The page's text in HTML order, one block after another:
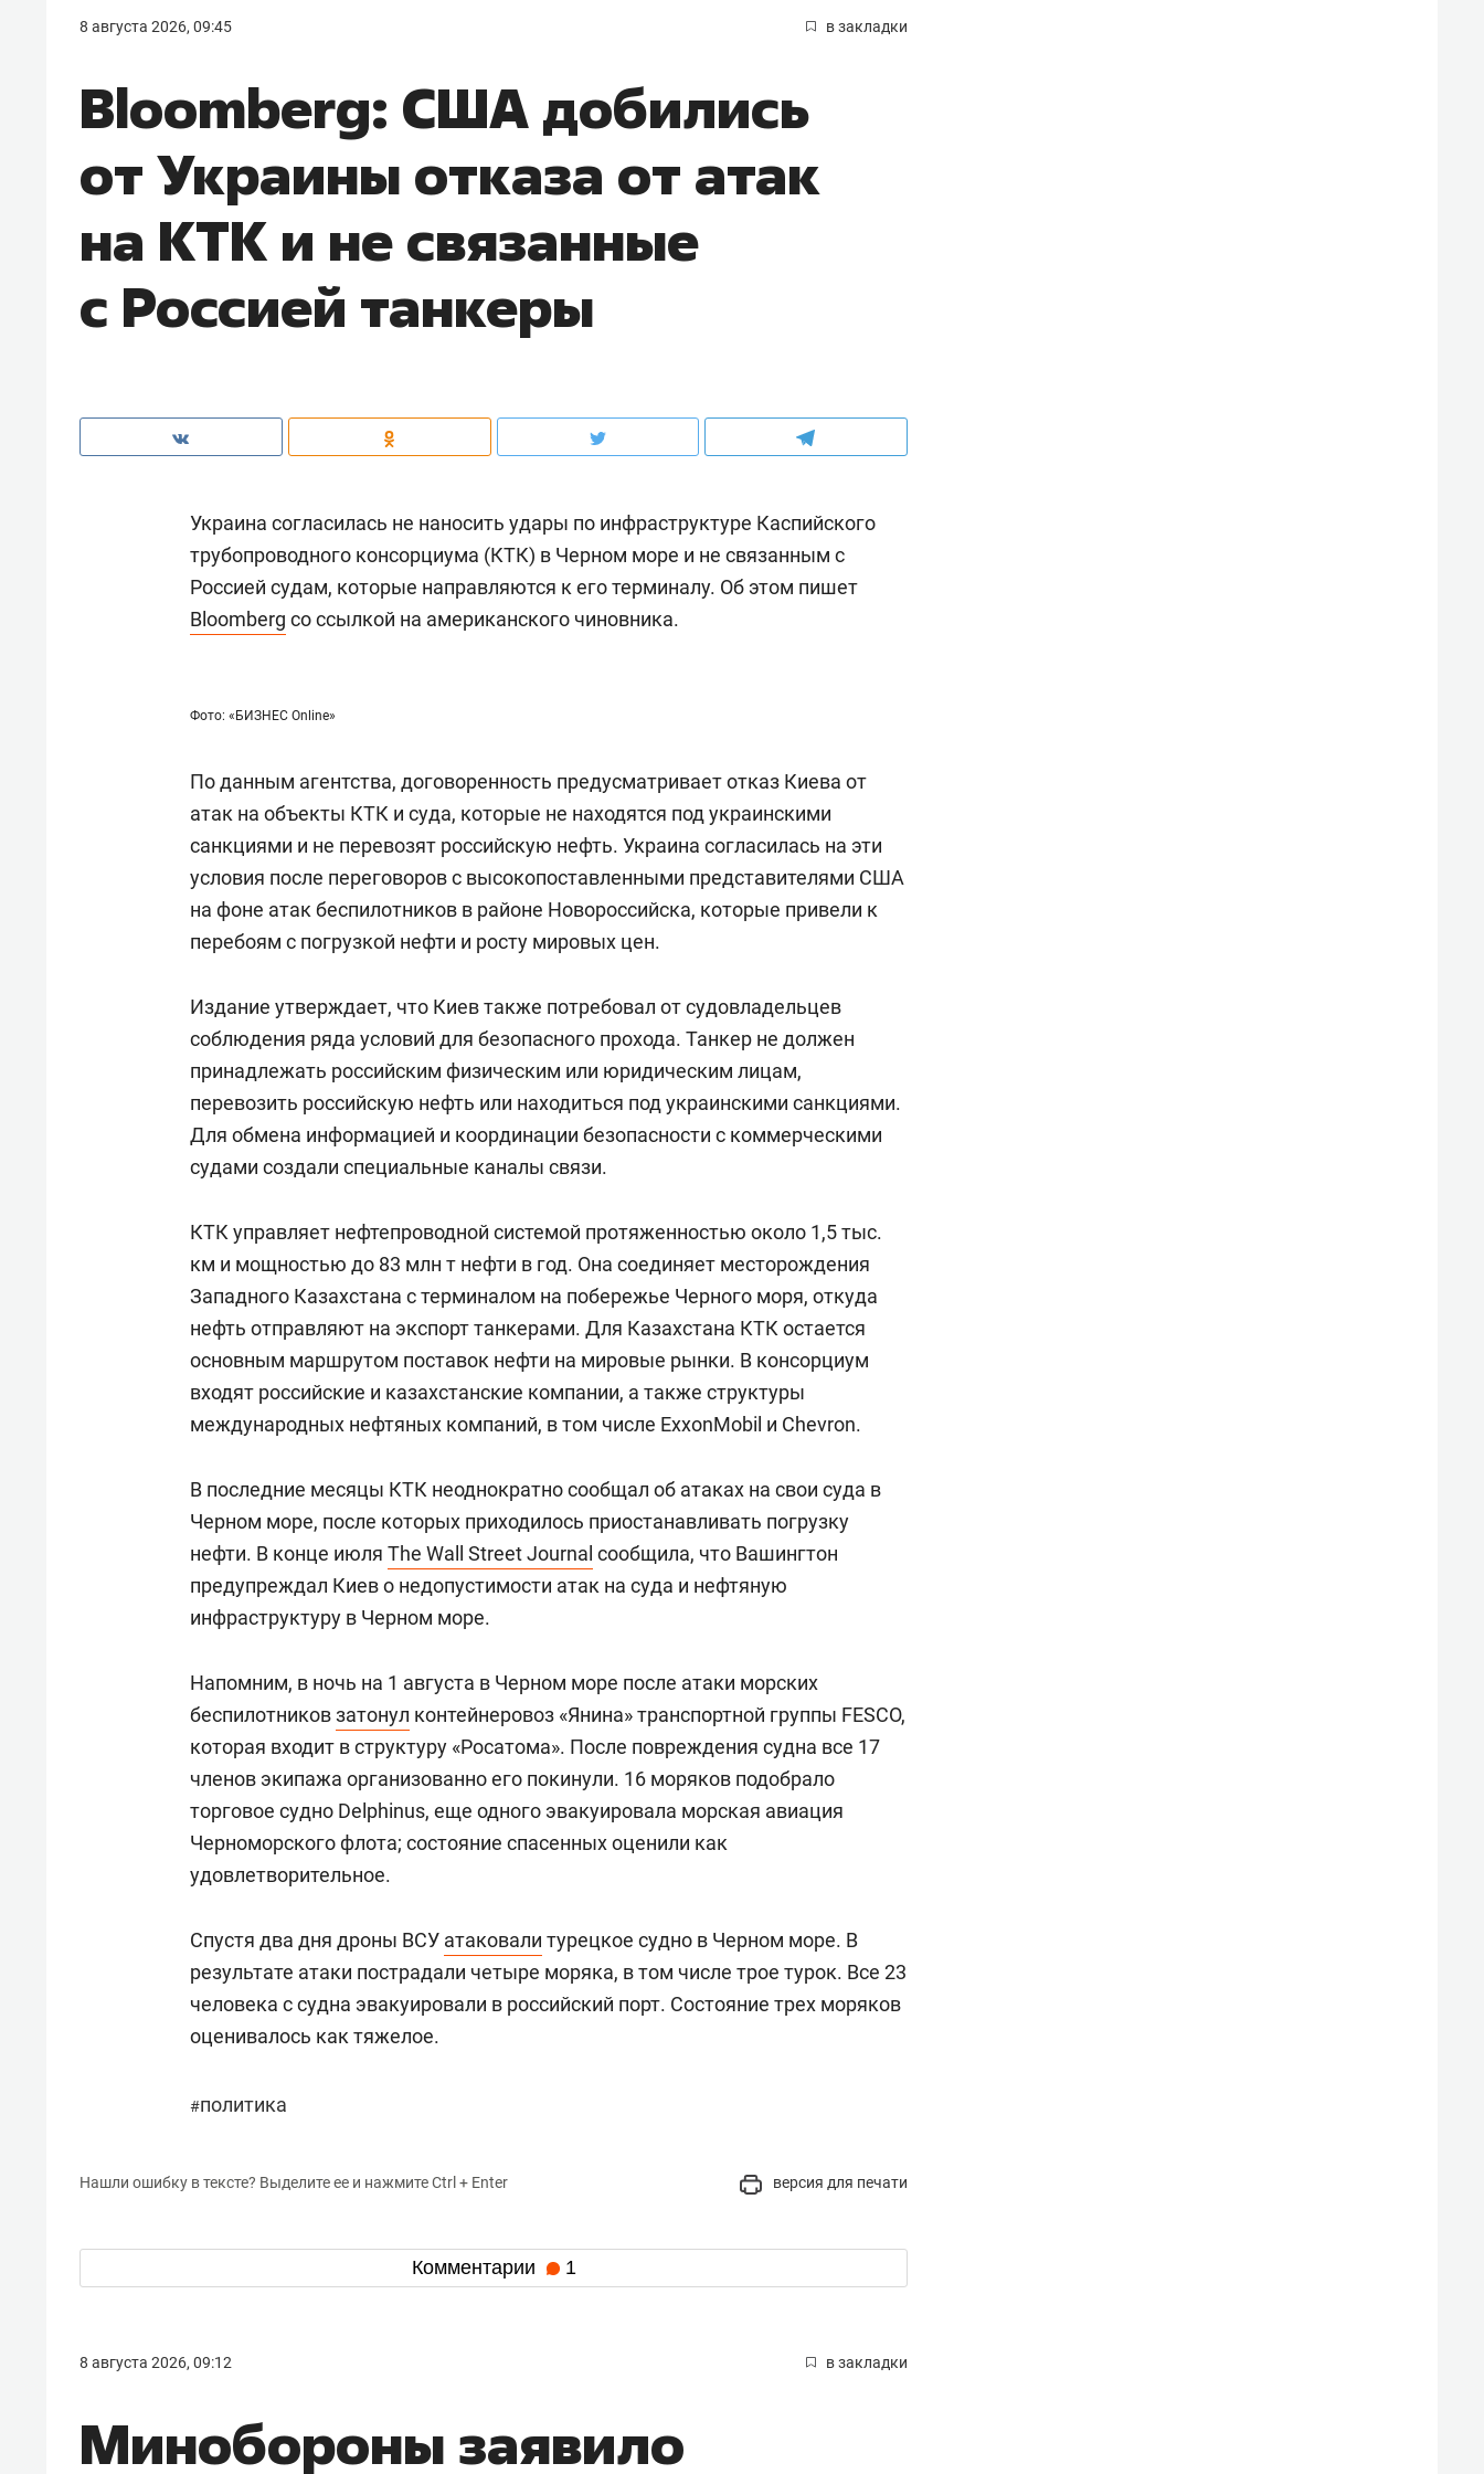
8 августа 2026, 09:45 в закладки
Bloomberg: США добились
от Украины отказа от атак
на КТК и не связанные
с Россией танкеры
Украина согласилась не наносить удары по инфраструктуре Каспийского
трубопроводного консорциума (КТК) в Черном море и не связанным с
Россией судам, которые направляются к его терминалу. Об этом пишет
Bloomberg со ссылкой на американского чиновника.
Фото: «БИЗНЕС Online»
По данным агентства, договоренность предусматривает отказ Киева от
атак на объекты КТК и суда, которые не находятся под украинскими
санкциями и не перевозят российскую нефть. Украина согласилась на эти
условия после переговоров с высокопоставленными представителями США
на фоне атак беспилотников в районе Новороссийска, которые привели к
перебоям с погрузкой нефти и росту мировых цен.
Издание утверждает, что Киев также потребовал от судовладельцев
соблюдения ряда условий для безопасного прохода. Танкер не должен
принадлежать российским физическим или юридическим лицам,
перевозить российскую нефть или находиться под украинскими санкциями.
Для обмена информацией и координации безопасности с коммерческими
судами создали специальные каналы связи.
КТК управляет нефтепроводной системой протяженностью около 1,5 тыс.
км и мощностью до 83 млн т нефти в год. Она соединяет месторождения
Западного Казахстана с терминалом на побережье Черного моря, откуда
нефть отправляют на экспорт танкерами. Для Казахстана КТК остается
основным маршрутом поставок нефти на мировые рынки. В консорциум
входят российские и казахстанские компании, а также структуры
международных нефтяных компаний, в том числе ExxonMobil и Chevron.
В последние месяцы КТК неоднократно сообщал об атаках на свои суда в
Черном море, после которых приходилось приостанавливать погрузку
нефти. В конце июля The Wall Street Journal сообщила, что Вашингтон
предупреждал Киев о недопустимости атак на суда и нефтяную
инфраструктуру в Черном море.
Напомним, в ночь на 1 августа в Черном море после атаки морских
беспилотниковзатонул контейнеровоз «Янина» транспортной группы FESCO,
которая входит в структуру «Росатома». После повреждения судна все 17
членов экипажа организованно его покинули. 16 моряков подобрало
торговое судно Delphinus, еще одного эвакуировала морская авиация
Черноморского флота; состояние спасенных оценили как
удовлетворительное.
Спустя два дня дроны ВСУ атаковали турецкое судно в Черном море. В
результате атаки пострадали четыре моряка, в том числе трое турок. Все 23
человека с судна эвакуировали в российский порт. Состояние трех моряков
оценивалось как тяжелое.
#политика
Нашли ошибку в тексте? Выделите ее и нажмите Ctrl + Enter версия для печати
Комментарии 1
8 августа 2026, 09:12 в закладки
Минобороны заявило